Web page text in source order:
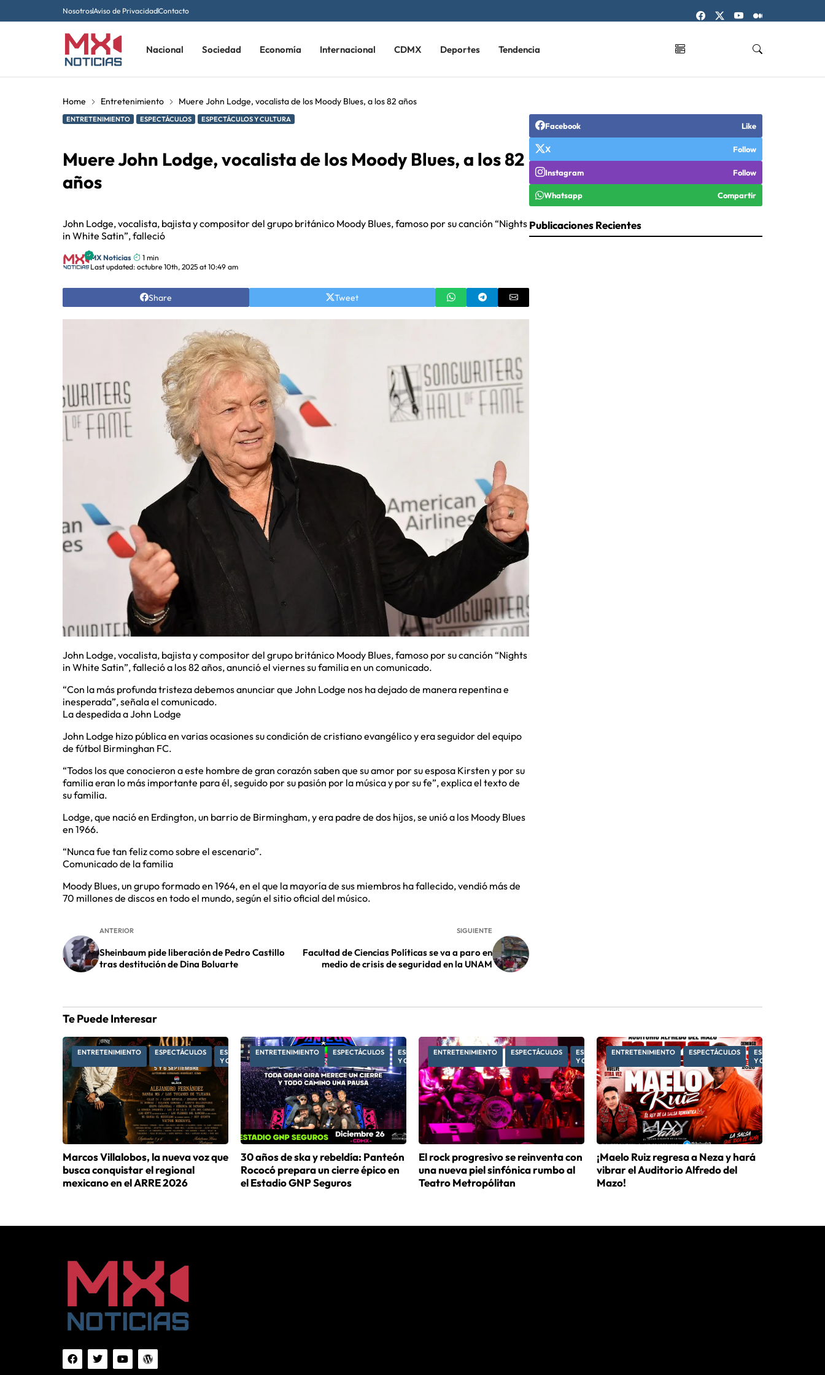
NosotrosAviso de PrivacidadContacto
Nacional Sociedad Economía Internacional CDMX Deportes Tendencia
Home Entretenimiento Muere John Lodge, vocalista de los Moody Blues, a los 82 años
ENTRETENIMIENTO ESPECTÁCULOS ESPECTÁCULOS Y CULTURA
Muere John Lodge, vocalista de los Moody Blues, a los 82
años
John Lodge, vocalista, bajista y compositor del grupo británico Moody Blues, famoso por su canción “Nights
in White Satin”, falleció
MX Noticias
1 min
Last updated: octubre 10th, 2025 at 10:49 am
Share Tweet
John Lodge, vocalista, bajista y compositor del grupo británico Moody Blues, famoso por su canción “Nights
in White Satin”, falleció a los 82 años, anunció el viernes su familia en un comunicado.
“Con la más profunda tristeza debemos anunciar que John Lodge nos ha dejado de manera repentina e
inesperada”, señala el comunicado.
La despedida a John Lodge
John Lodge hizo pública en varias ocasiones su condición de cristiano evangélico y era seguidor del equipo
de fútbol Birminghan FC.
“Todos los que conocieron a este hombre de gran corazón saben que su amor por su esposa Kirsten y por su
familia eran lo más importante para él, seguido por su pasión por la música y por su fe”, explica el texto de
su familia.
Lodge, que nació en Erdington, un barrio de Birmingham, y era padre de dos hijos, se unió a los Moody Blues
en 1966.
“Nunca fue tan feliz como sobre el escenario”.
Comunicado de la familia
Moody Blues, un grupo formado en 1964, en el que la mayoría de sus miembros ha fallecido, vendió más de
70 millones de discos en todo el mundo, según el sitio oficial del músico.
ANTERIOR
Sheinbaum pide liberación de Pedro Castillo
tras destitución de Dina Boluarte
SIGUIENTE
Facultad de Ciencias Políticas se va a paro en
medio de crisis de seguridad en la UNAM
Facebook Like
X Follow
Instagram Follow
Whatsapp Compartir
Publicaciones Recientes
Te Puede Interesar
ENTRETENIMIENTO ESPECTÁCULOS
ESPECTÁCULOS
Y CULTURA
Marcos Villalobos, la nueva voz que
busca conquistar el regional
mexicano en el ARRE 2026
ENTRETENIMIENTO ESPECTÁCULOS
ESPECTÁCULOS
Y CULTURA
30 años de ska y rebeldía: Panteón
Rococó prepara un cierre épico en
el Estadio GNP Seguros
ENTRETENIMIENTO ESPECTÁCULOS
ESPECTÁCULOS
Y CULTURA
El rock progresivo se reinventa con
una nueva piel sinfónica rumbo al
Teatro Metropólitan
ENTRETENIMIENTO ESPECTÁCULOS
ESPECTÁCULOS
Y CULTURA
¡Maelo Ruiz regresa a Neza y hará
vibrar el Auditorio Alfredo del
Mazo!